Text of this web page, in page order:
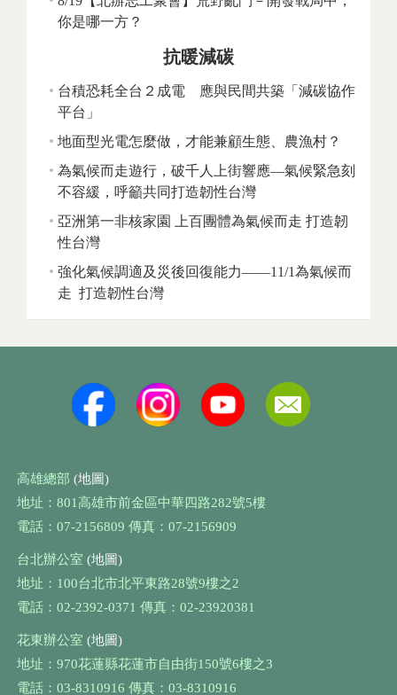
你是哪一方？
抗暖減碳
台積恐耗全台２成電 應與民間共築「減碳協作
平台」
地面型光電怎麼做，才能兼顧生態、農漁村？
為氣候而走遊行，破千人上街響應—氣候緊急刻
不容緩，呼籲共同打造韌性台灣
亞洲第一非核家園 上百團體為氣候而走 打造韌
性台灣
強化氣候調適及災後回復能力——11/1為氣候而
走 打造韌性台灣
高雄總部 (地圖)
地址：801高雄市前金區中華四路282號5樓
電話：07-2156809 傳真：07-2156909
台北辦公室 (地圖)
地址：100台北市北平東路28號9樓之2
電話：02-2392-0371 傳真：02-23920381
花東辦公室 (地圖)
地址：970花蓮縣花蓮市自由街150號6樓之3
電話：03-8310916 傳真：03-8310916